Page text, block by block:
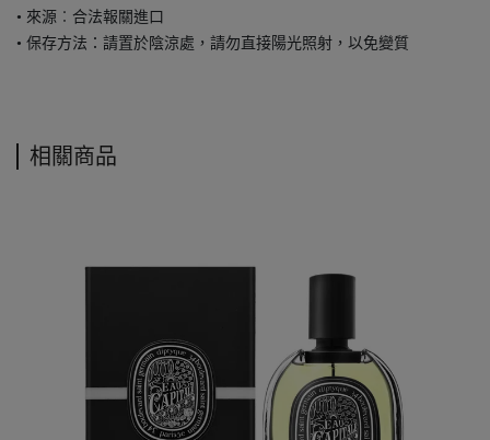
• 來源︰合法報關進口
• 保存方法：請置於陰涼處，請勿直接陽光照射，以免變質
相關商品